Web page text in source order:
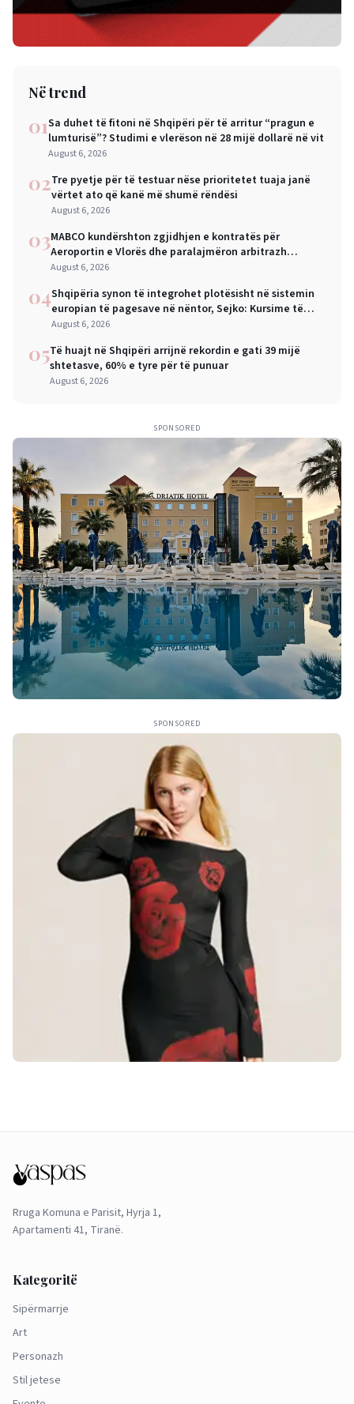
Në trend
01Sa duhet të fitoni në Shqipëri për të arritur “pragun e
lumturisë”? Studimi e vlerëson në 28 mijë dollarë në vit
August 6, 2026
02Tre pyetje për të testuar nëse prioritetet tuaja janë
vërtet ato që kanë më shumë rëndësi
August 6, 2026
03MABCO kundërshton zgjidhjen e kontratës për
Aeroportin e Vlorës dhe paralajmëron arbitrazh
ndërkombëtar
August 6, 2026
04Shqipëria synon të integrohet plotësisht në sistemin
europian të pagesave në nëntor, Sejko: Kursime të
mëdha për qytetarët dhe bizneset
August 6, 2026
05Të huajt në Shqipëri arrijnë rekordin e gati 39 mijë
shtetasve, 60% e tyre për të punuar
August 6, 2026
SPONSORED
SPONSORED
Rruga Komuna e Parisit, Hyrja 1,
Apartamenti 41, Tiranë.
Kategoritë
Sipërmarrje
Art
Personazh
Stil jetese